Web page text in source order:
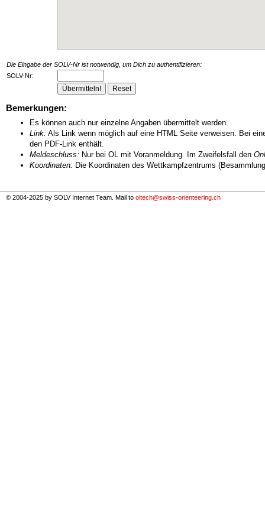
Die Eingabe der SOLV-Nr ist notwendig, um Dich zu authentifizieren:
SOLV-Nr:
Bemerkungen:
Es können auch nur einzelne Angaben übermittelt werden.
Link: Als Link wenn möglich auf eine HTML Seite verweisen. Bei
den PDF-Link enthält.
Meldeschluss: Nur bei OL mit Voranmeldung. Im Zweifelsfall den
Koordinaten: Die Koordinaten des Wettkampfzentrums
© 2004-2025 by SOLV Internet Team. Mail to oltech@swiss-orienteering.ch